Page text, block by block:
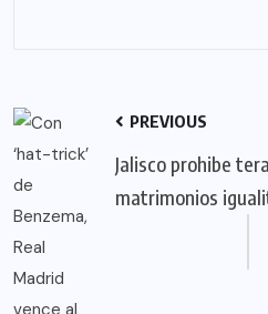
PREVIOUS
Jalisco prohibe
matrimonios